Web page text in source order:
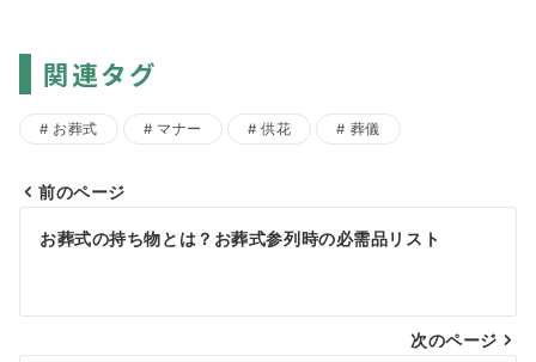
関連タグ
お葬式 マナー 供花 葬儀
ナ
ビ
前のページ
お葬式の持ち物とは？お葬式参列時の必需品リスト
次のページ